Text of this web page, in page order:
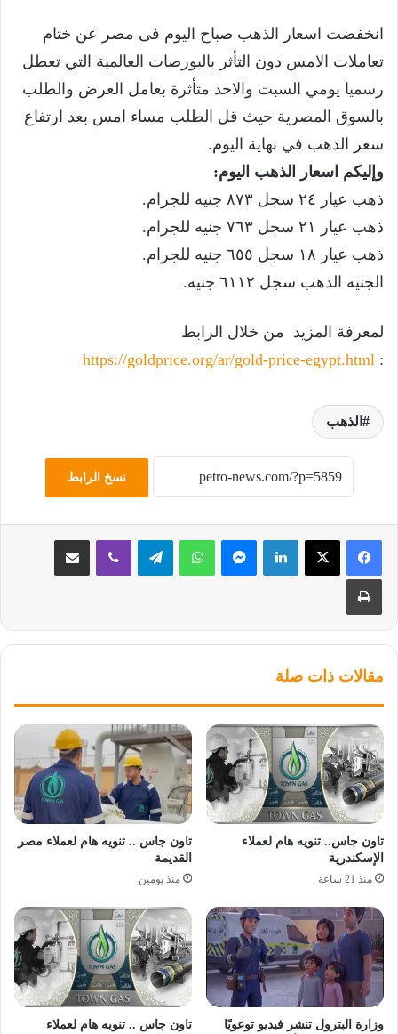
انخفضت اسعار الذهب صباح اليوم فى مصر عن ختام
تعاملات الامس دون التأثر بالبورصات العالمية التي تعطل
رسميا يومي السبت والاحد متأثرة بعامل العرض والطلب
بالسوق المصرية حيث قل الطلب مساء امس بعد ارتفاع
سعر الذهب في نهاية اليوم.
وإليكم اسعار الذهب اليوم:
ذهب عيار ٢٤ سجل ٨٧٣ جنيه للجرام.
ذهب عيار ٢١ سجل ٧٦٣ جنيه للجرام.
ذهب عيار ١٨ سجل ٦٥٥ جنيه للجرام.
الجنيه الذهب سجل ٦١١٢ جنيه.
لمعرفة المزيد من خلال الرابط
:
https://goldprice.org/ar/gold-price-egypt.html
الذهب
نسخ الرابط
لينكدإن ماسنجر واتساب تيلقرام ڤايبر مشاركة عبر البريد
طباعة
مقالات ذات صلة
تاون جاس.. تنويه هام لعملاء
الإسكندرية
منذ 21 ساعة
تاون جاس .. تنويه هام لعملاء مصر
القديمة
منذ يومين
وزارة البترول تنشر فيديو توعويًا
تاون جاس .. تنويه هام لعملاء